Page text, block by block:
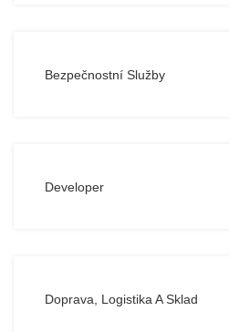
Bezpečnostní Služby
Developer
Doprava, Logistika A Sklad